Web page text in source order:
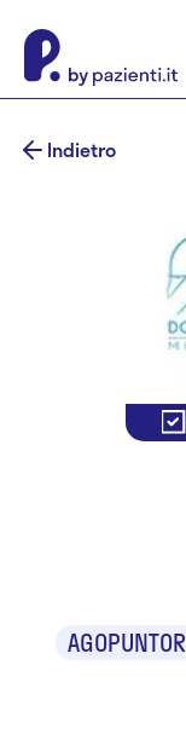
Indietro